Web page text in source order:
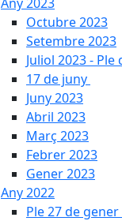
Octubre 2023
Setembre 2023
Juliol 2023 -
17 de juny
Juny 2023
Abril 2023
Març 2023
Febrer 2023
Gener 2023
Any 2022
Ple 27 de